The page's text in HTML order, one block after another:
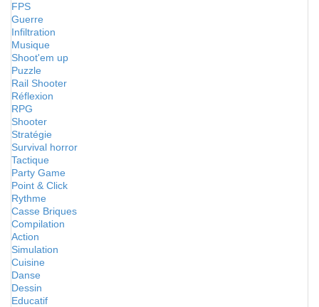
FPS
Guerre
Infiltration
Musique
Shoot'em up
Puzzle
Rail Shooter
Réflexion
RPG
Shooter
Stratégie
Survival horror
Tactique
Party Game
Point & Click
Rythme
Casse Briques
Compilation
Action
Simulation
Cuisine
Danse
Dessin
Educatif